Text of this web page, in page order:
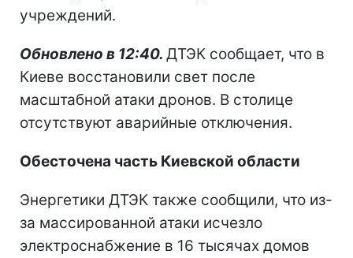
учреждений.
Обновлено в 12:40. ДТЭК сообщает, что в
Киеве восстановили свет после
масштабной атаки дронов. В столице
отсутствуют аварийные отключения.
Обесточена часть Киевской области
Энергетики ДТЭК также сообщили, что из-
за массированной атаки исчезло
электроснабжение в 16 тысячах домов